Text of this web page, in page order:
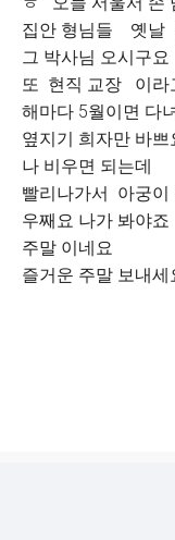
집안 형님들 옛날
그 박사님 오시구요
또 현직 교장 이
해마다 5월이면 다
옆지기 희자만 바
나 비우면 되는데
빨리나가서 아궁이
우째요 나가 봐야죠
주말 이네요
즐거운 주말 보내세